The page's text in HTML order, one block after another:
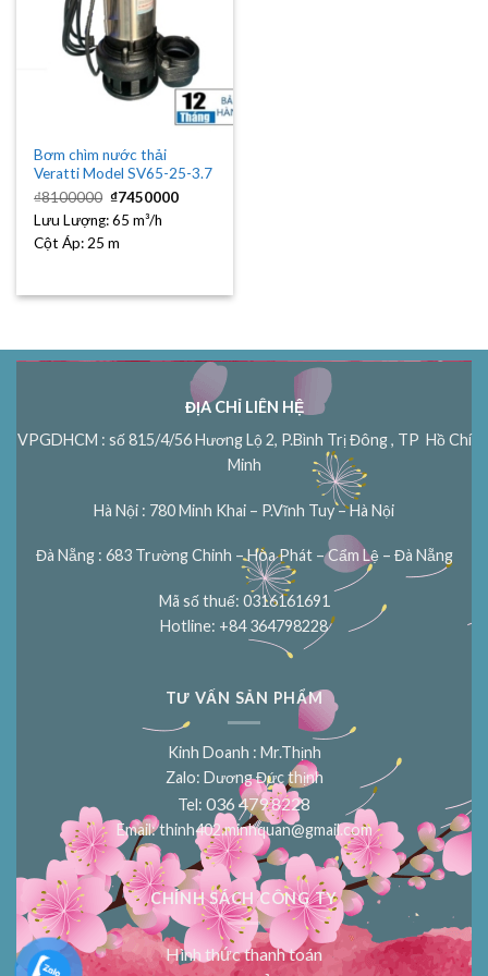
Bơm chìm nước thải
Veratti Model SV65-25-3.7
₫8100000 Giá
gốc
là:
₫7450000Giá
hiện
Lưu Lượng:65 m³/h
Cột Áp:25 m
ĐỊA CHỈ LIÊN HỆ
VPGDHCM : số 815/4/56 Hương Lộ 2, P.Bình Trị Đông , TP Hồ Chí
Minh
Hà Nội : 780 Minh Khai – P.Vĩnh Tuy – Hà Nội
Đà Nẵng : 683 Trường Chinh – Hòa Phát – Cẩm Lệ – Đà Nẵng
Mã số thuế: 0316161691
Hotline: +84 364798228
TƯ VẤN SẢN PHẨM
Kinh Doanh : Mr.Thịnh
Zalo: Dương Đức thịnh
Tel: 036 479 8228
Email:thinh402.minhquan@gmail.com
CHÍNH SÁCH CÔNG TY
Hình thức thanh toán